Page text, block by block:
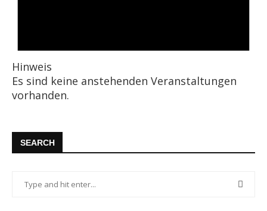
Hinweis
Es sind keine anstehenden Veranstaltungen
vorhanden.
SEARCH